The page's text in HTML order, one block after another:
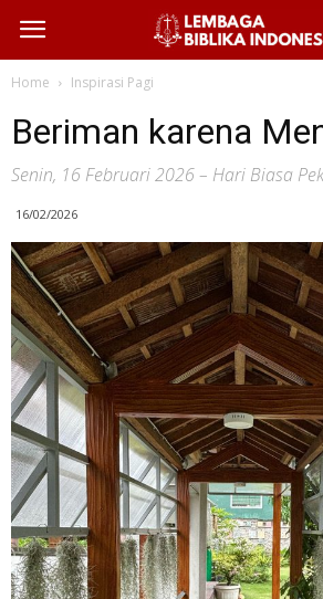
Home Inspirasi Pagi
Beriman karena
Senin, 16 Februari 2026 – Hari Biasa
16/02/2026